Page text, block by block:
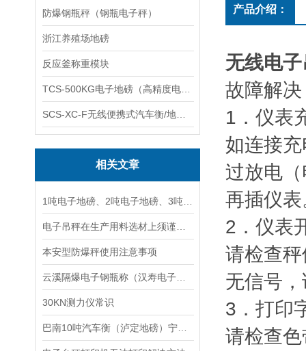
防爆钢瓶秤（钢瓶电子秤）
浙江养殖场地磅
反应釜称重模块
相关文章
本安型防爆秤使用注意事项
30KN测力仪常识
产品介绍：
无线电
故障解决
1．仪表
如连接
过放电
再插仪表
2．仪表
请检查
无信号
3．打印
请检查